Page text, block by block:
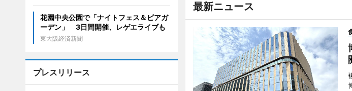
最新ニュース
花園中央公園で「ナイトフェス＆ビアガ
ーデン」 3日間開催、レゲエライブも
東大阪経済新聞
プレスリリース